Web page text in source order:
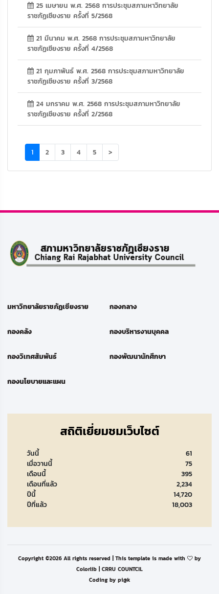
25 เมษายน พ.ศ. 2568 การประชุมสภามหาวิทยาลัย
ราชภัฏเชียงราย ครั้งที่ 5/2568
21 มีนาคม พ.ศ. 2568 การประชุมสภามหาวิทยาลัย
ราชภัฏเชียงราย ครั้งที่ 4/2568
21 กุมภาพันธ์ พ.ศ. 2568 การประชุมสภามหาวิทยาลัย
ราชภัฏเชียงราย ครั้งที่ 3/2568
24 มกราคม พ.ศ. 2568 การประชุมสภามหาวิทยาลัย
ราชภัฏเชียงราย ครั้งที่ 2/2568
1(current)
2 3 4 5 >
มหาวิทยาลัยราชภัฏเชียงราย กองกลาง
กองคลัง กองบริหารงานบุคคล
กองวิเทศสัมพันธ์ กองพัฒนานักศึกษา
กองนโยบายและแผน
สถิติเยี่ยมชมเว็บไซต์
วันนี้
61
เมื่อวานนี้
75
เดือนนี้
395
เดือนที่แล้ว
2,234
ปีนี้
14,720
ปีที่แล้ว
18,003
Copyright ©2026 All rights reserved | This template is made with
by
Colorlib | CRRU COUNTCIL
Coding by pi@k